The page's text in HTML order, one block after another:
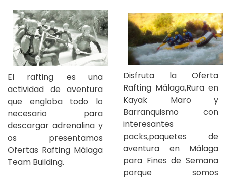
El rafting es una
actividad de aventura
que engloba todo lo
necesario para
descargar adrenalina y
os presentamos
Ofertas Rafting Málaga
Team Building.
Disfruta la Oferta
Rafting Málaga,Rura en
Kayak Maro y
Barranquismo con
interesantes
packs,paquetes de
aventura en Málaga
para Fines de Semana
porque somos